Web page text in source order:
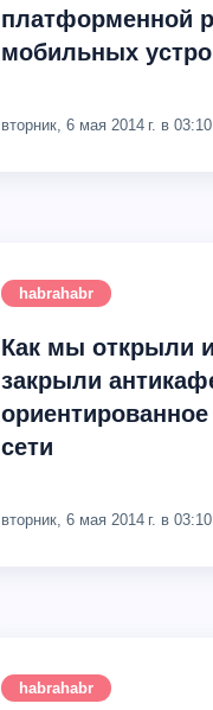
платформенной
мобильных
вторник, 6 мая 2014 г. в
habrahabr
Как мы открыли и потом
закрыли
сети
вторник, 6 мая 2014 г. в
habrahabr